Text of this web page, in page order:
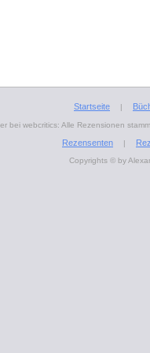
Startseite |
bei webcritics: Alle Rezensionen
Rezensenten
|
Copyrights © by